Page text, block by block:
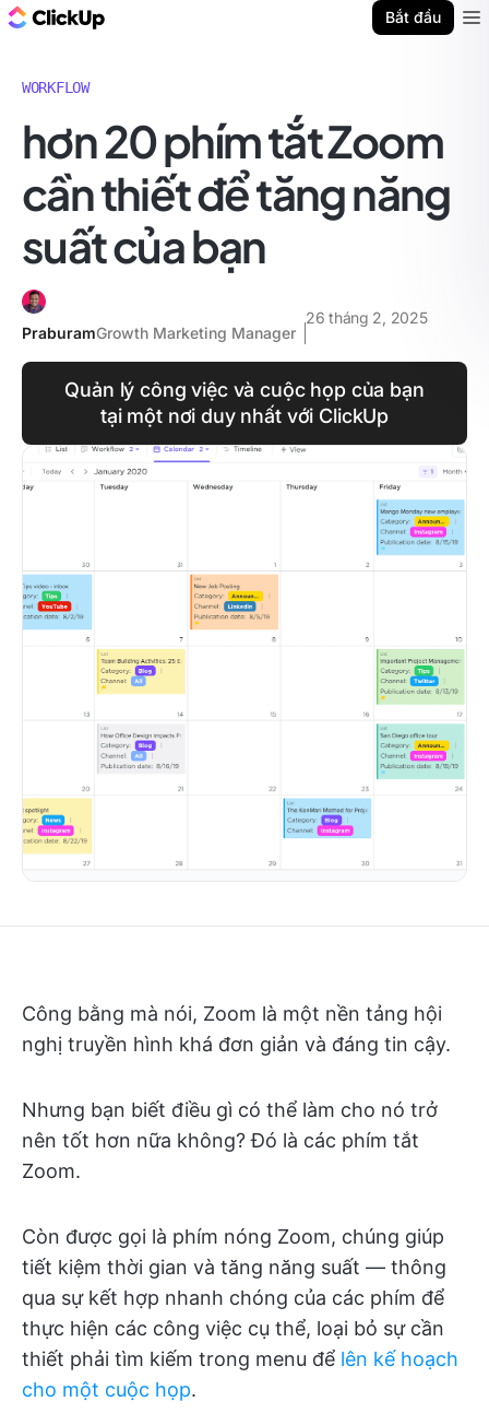
Bắt đầu
WORKFLOW
hơn 20 phím tắt Zoom
cần thiết để tăng năng
suất của bạn
PraburamGrowth Marketing Manager
26 tháng 2, 2025
Quản lý công việc và cuộc họp của bạn
tại một nơi duy nhất với ClickUp
Công bằng mà nói, Zoom là một nền tảng hội
nghị truyền hình khá đơn giản và đáng tin cậy.
Nhưng bạn biết điều gì có thể làm cho nó trở
nên tốt hơn nữa không? Đó là các phím tắt
Zoom.
Còn được gọi là phím nóng Zoom, chúng giúp
tiết kiệm thời gian và tăng năng suất — thông
qua sự kết hợp nhanh chóng của các phím để
thực hiện các công việc cụ thể, loại bỏ sự cần
thiết phải tìm kiếm trong menu để lên kế hoạch
cho một cuộc họp.